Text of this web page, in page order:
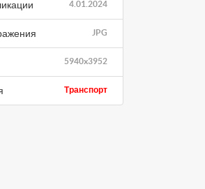
4.01.2024
JPG
5940x3952
Транспорт